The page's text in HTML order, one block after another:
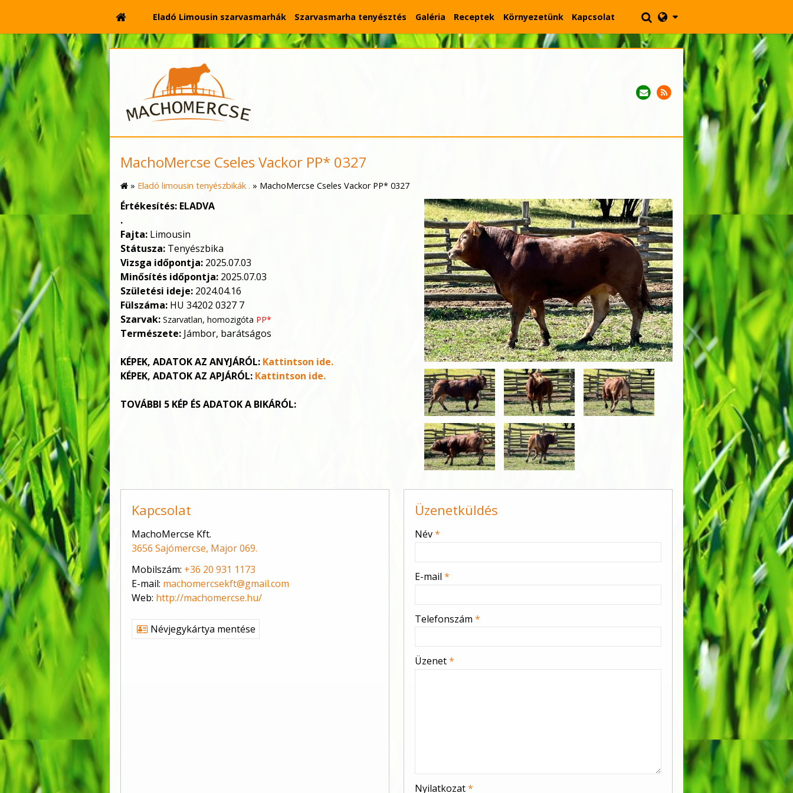
Eladó Limousin szarvasmarhák Szarvasmarha tenyésztés Galéria Receptek Környezetünk Kapcsolat
MachoMercse Cseles Vackor PP* 0327
» Eladó limousin tenyészbikák . » MachoMercse Cseles Vackor PP* 0327
Értékesítés: ELADVA
.
Fajta: Limousin
Státusza: Tenyészbika
Vizsga időpontja: 2025.07.03
Minősítés időpontja: 2025.07.03
Születési ideje: 2024.04.16
Fülszáma: HU 34202 0327 7
Szarvak: Szarvatlan, homozigóta PP*
Természete: Jámbor, barátságos
KÉPEK, ADATOK AZ ANYJÁRÓL: Kattintson ide.
KÉPEK, ADATOK AZ APJÁRÓL: Kattintson ide.
TOVÁBBI 5 KÉP ÉS ADATOK A BIKÁRÓL:
Kapcsolat
MachoMercse Kft.
3656 Sajómercse, Major 069.
Mobilszám: +36 20 931 1173
E-mail: machomercsekft@gmail.com
Web: http://machomercse.hu/
Névjegykártya mentése
Üzenetküldés
-
-
Név*
E-mail *
Telefonszám *
Üzenet*
Nyilatkozat*